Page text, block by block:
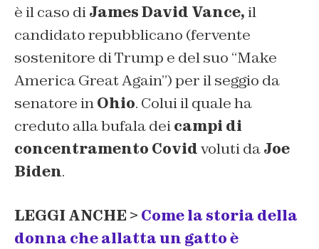
è il caso diJames David Vance,il
candidato repubblicano (fervente
sostenitore di Trump e del suo “Make
America Great Again”) per il seggio da
senatore inOhio. Colui il quale ha
creduto alla bufala deicampi di
concentramento Covidvoluti daJoe
Biden.
LEGGI ANCHE > Come la storia della
donna che allatta un gatto è